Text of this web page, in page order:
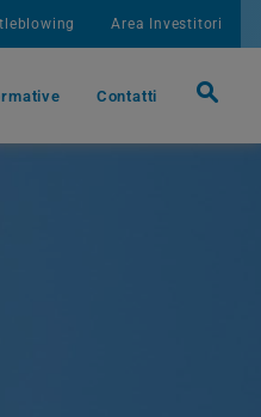
Area Investitori
Contatti